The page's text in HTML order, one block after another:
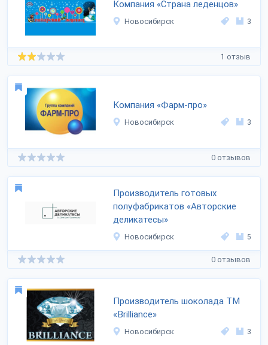
Компания «Страна леденцов»
Новосибирск 3
1 отзыв
Компания «Фарм-про»
Новосибирск 3
0 отзывов
Производитель готовых
полуфабрикатов «Авторские
деликатесы»
Новосибирск 5
0 отзывов
Производитель шоколада ТМ
«Brilliance»
Новосибирск 3